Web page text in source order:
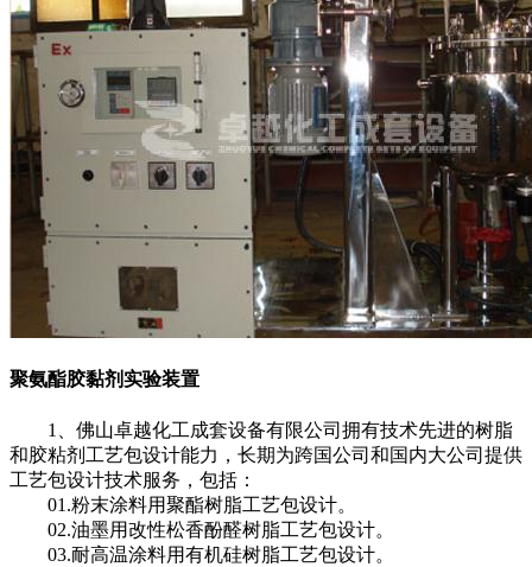
聚氨酯胶黏剂实验装置
1、佛山卓越化工成套设备有限公司拥有技术先进的树脂
和胶粘剂工艺包设计能力，长期为跨国公司和国内大公司提供
工艺包设计技术服务，包括：
01.粉末涂料用聚酯树脂工艺包设计。
02.油墨用改性松香酚醛树脂工艺包设计。
03.耐高温涂料用有机硅树脂工艺包设计。